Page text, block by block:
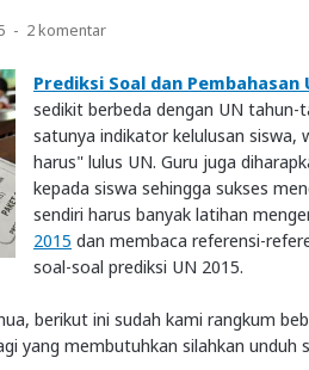
2 komentar
Prediksi Soal dan Pembahasan
sedikit berbeda dengan UN tahun-
satunya indikator kelulusan siswa,
harus" lulus UN. Guru juga
kepada siswa sehingga sukses
sendiri harus banyak latihan
2015 dan membaca referensi-
soal-soal prediksi UN 2015.
berikut ini sudah kami rangkum
yang membutuhkan silahkan unduh